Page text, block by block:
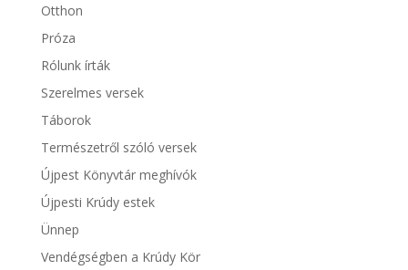
Otthon
Próza
Rólunk írták
Szerelmes versek
Táborok
Természetről szóló versek
Újpest Könyvtár meghívók
Újpesti Krúdy estek
Ünnep
Vendégségben a Krúdy Kör